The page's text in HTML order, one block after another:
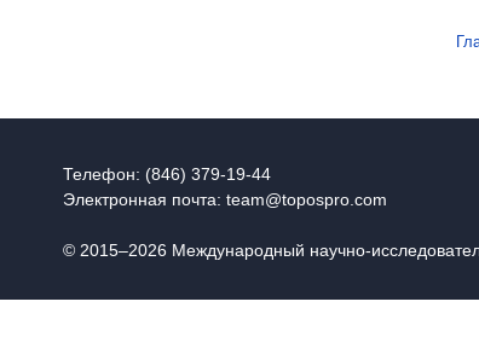
Телефон: (846) 379-19-44
Электронная почта: team@topospro.com
© 2015–2026 Международный научно-